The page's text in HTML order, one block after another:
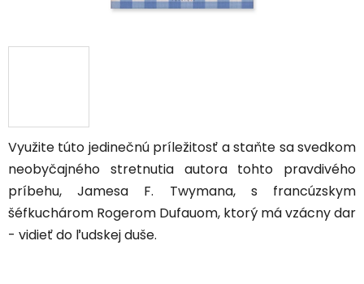
Využite túto jedinečnú príležitosť a staňte sa svedkom
neobyčajného stretnutia autora tohto pravdivého
príbehu, Jamesa F. Twymana, s francúzskym
šéfkuchárom Rogerom Dufauom, ktorý má vzácny dar
- vidieť do ľudskej duše.